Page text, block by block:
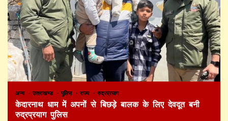
अन्य उत्तराखण्ड पुलिस राज्य रुद्रप्रयाग
केदारनाथ धाम में अपनों से बिछड़े बालक के लिए देवदूत बनी
रुद्रप्रयाग पुलिस